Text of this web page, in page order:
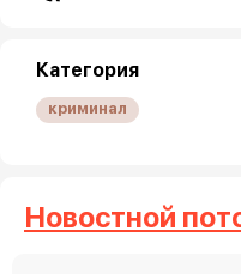
Категория
криминал
Новостной